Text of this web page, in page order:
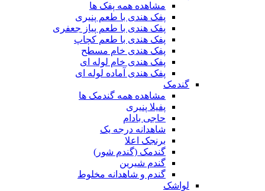
مشاهده همه پفک ها
پفک هندی با طعم پنیری
پفک هندی با طعم پیاز جعفری
پفک هندی با طعم کچاپ
پفک هندی خام مسطح
پفک هندی خام لوله ای
پفک هندی آماده لوله ای
گندمک
مشاهده همه گندمک ها
پفیلا پنیری
حاجی بادام
شاهدانه درجه یک
برنجک اعلا
گندمک (گندم شور)
گندم شیرین
گندم و شاهدانه مخلوط
لواشک